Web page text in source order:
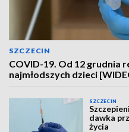
SZCZECIN
COVID-19. Od 12 grudnia
najmłodszych dzieci
SZCZECIN
dawka
życia